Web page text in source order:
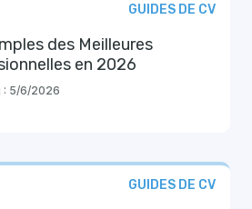
GUIDES DE CV
des Meilleures
en 2026
: 5/6/2026
GUIDES DE CV